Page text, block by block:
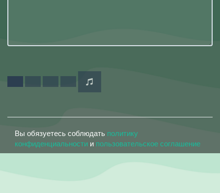
Вы обязуетесь соблюдать политику
конфиденциальности и пользовательское соглашение